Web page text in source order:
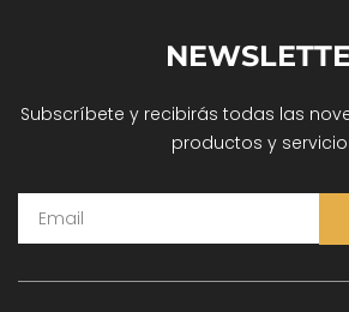
Subscríbete y recibirás todas las
productos y